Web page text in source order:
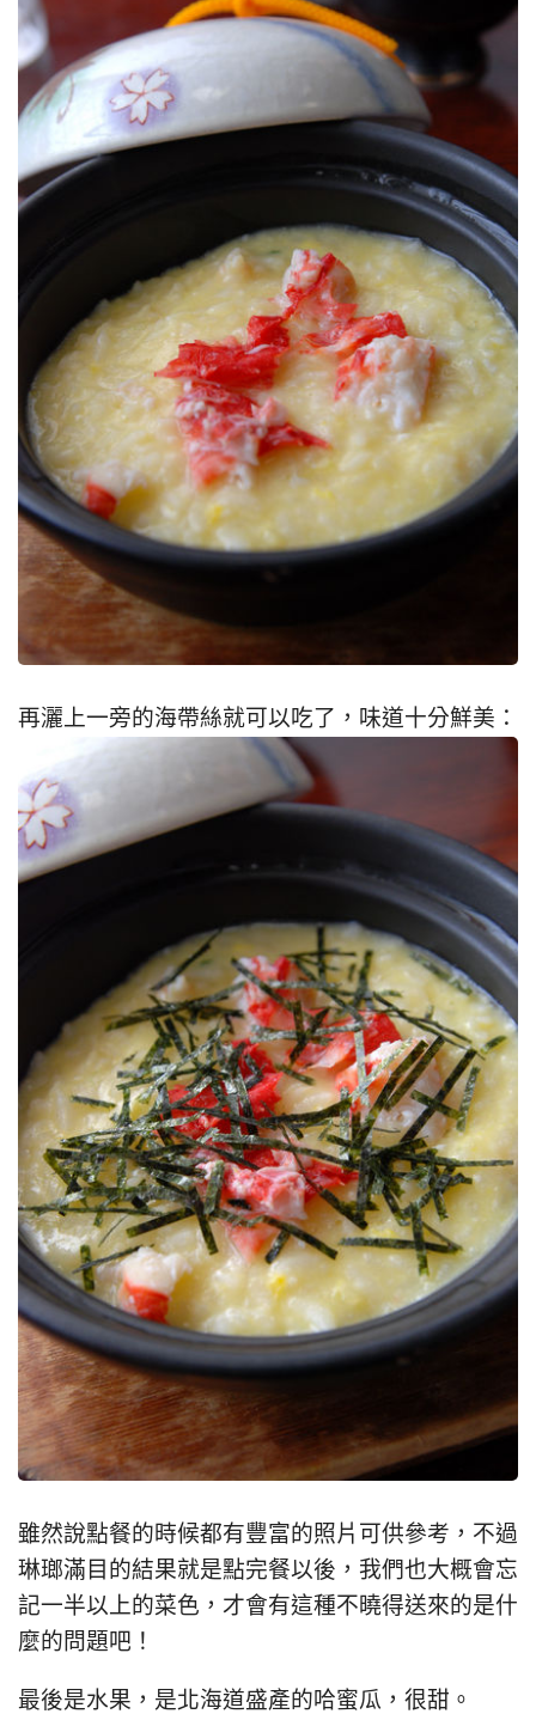
再灑上一旁的海帶絲就可以吃了，味道十分鮮美：
雖然說點餐的時候都有豐富的照片可供參考，不過
琳瑯滿目的結果就是點完餐以後，我們也大概會忘
記一半以上的菜色，才會有這種不曉得送來的是什
麼的問題吧！
最後是水果，是北海道盛產的哈蜜瓜，很甜。